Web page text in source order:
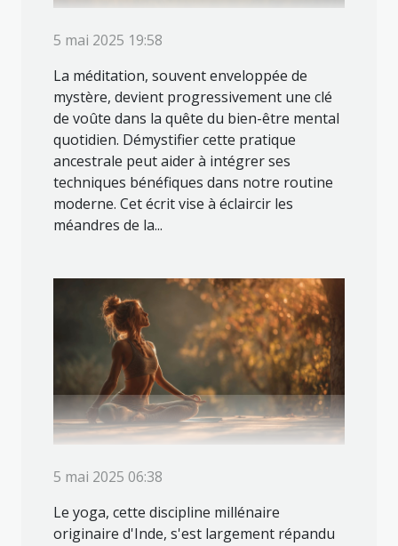
5 mai 2025 19:58
La méditation, souvent enveloppée de
mystère, devient progressivement une clé
de voûte dans la quête du bien-être mental
quotidien. Démystifier cette pratique
ancestrale peut aider à intégrer ses
techniques bénéfiques dans notre routine
moderne. Cet écrit vise à éclaircir les
méandres de la...
5 mai 2025 06:38
Le yoga, cette discipline millénaire
originaire d'Inde, s'est largement répandu